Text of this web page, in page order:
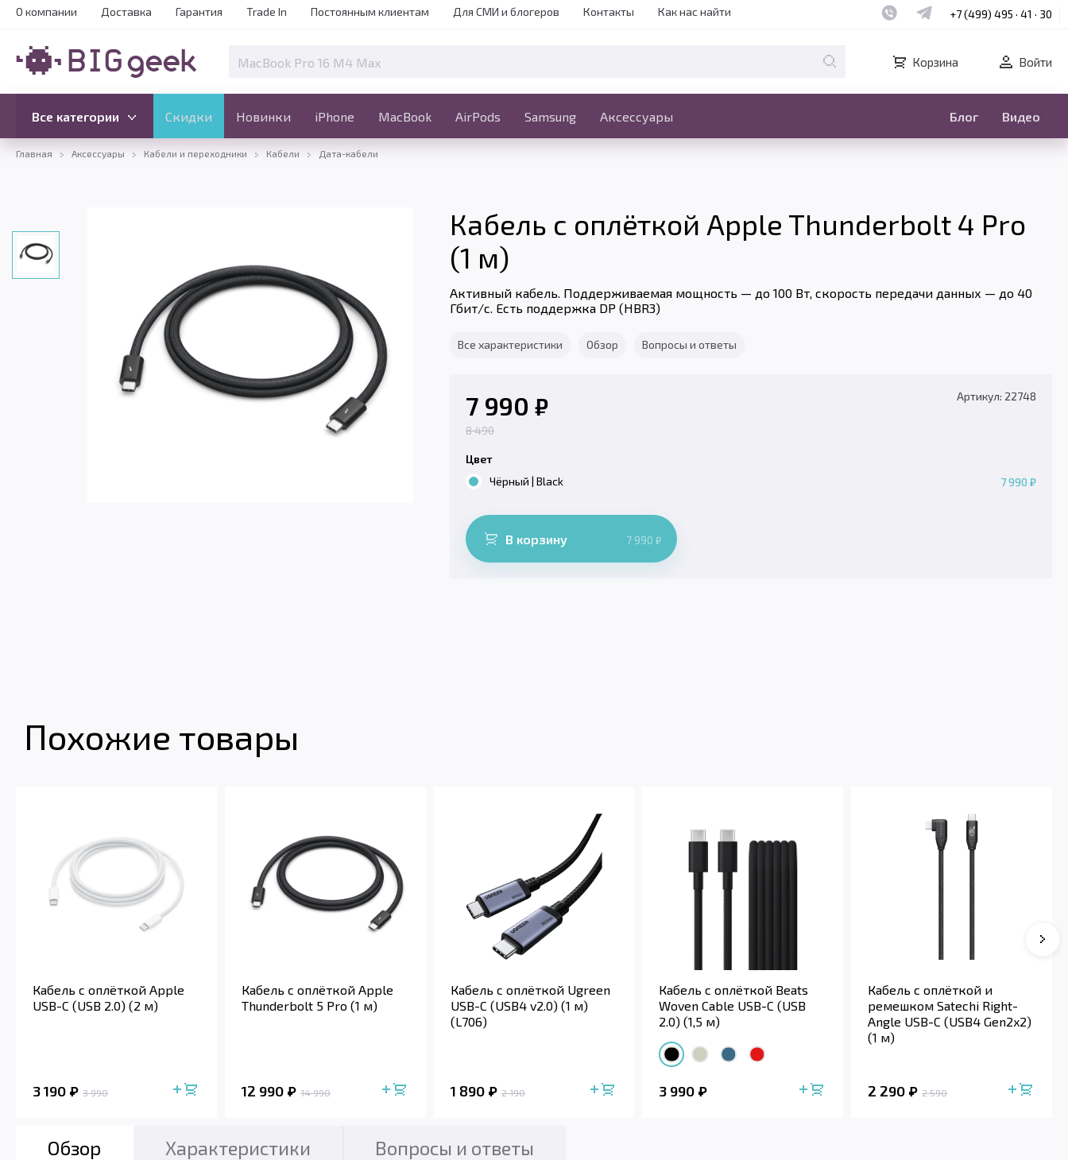
О компании Доставка Гарантия Trade In Постоянным клиентам Для СМИ и блогеров Контакты Как нас найти Наш whatsapp
Наш telegram
+7 (499) 495 · 41 · 30
Корзина Войти
Все категории Скидки Новинки iPhone MacBook AirPods Samsung Аксессуары Блог Видео
Скидки Новинки iPhone MacBook
Все категории Ещё
Главная Аксессуары Кабели и переходники Кабели Дата-кабели
Кабель с оплёткой Apple Thunderbolt 4 Pro
(1 м)
Активный кабель. Поддерживаемая мощность — до 100 Вт, скорость передачи данных — до 40
Гбит/с. Есть поддержка DP (HBR3)
Все характеристики Обзор Вопросы и ответы
7 990 ₽ Артикул: 22748
8 490
Цвет
Чёрный | Black
7 990 ₽
В корзину 7 990 ₽
Похожие товары
Кабель с оплёткой Apple
USB-C (USB 2.0) (2 м)
3 190 3 990
Кабель с оплёткой Apple
Thunderbolt 5 Pro (1 м)
12 990 14 990
Кабель с оплёткой Ugreen
USB-C (USB4 v2.0) (1 м)
(L706)
1 890 2 190
Кабель с оплёткой Beats
Woven Cable USB-C (USB
2.0) (1,5 м)
3 990
Кабель с оплёткой и
ремешком Satechi Right-
Angle USB-C (USB4 Gen2x2)
(1 м)
2 290 2 590
Обзор Характеристики Вопросы и ответы